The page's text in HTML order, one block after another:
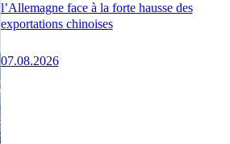
l’Allemagne face à la forte hausse des
exportations chinoises
07.08.2026